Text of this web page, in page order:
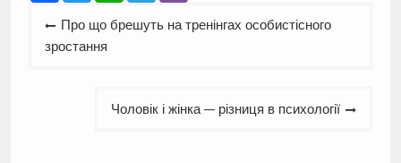
Навігація
записів
Про що брешуть на тренінгах особистісного
зростання
Чоловік і жінка — різниця в психології